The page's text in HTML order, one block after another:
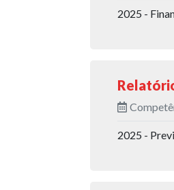
2025 -
2025 -